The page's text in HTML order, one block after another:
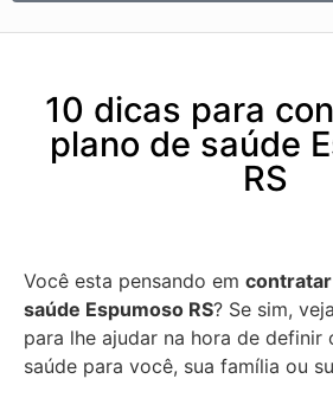
10 dicas para
plano de saúde
RS
Você esta pensando em
saúde Espumoso RS? Se sim,
para lhe ajudar na hora de definir
saúde para você, sua família ou